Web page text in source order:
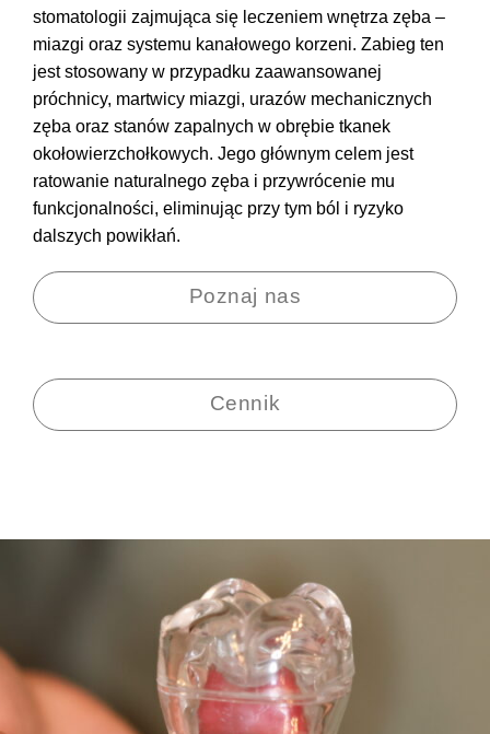
stomatologii zajmująca się leczeniem wnętrza zęba –
miazgi oraz systemu kanałowego korzeni. Zabieg ten
jest stosowany w przypadku zaawansowanej
próchnicy, martwicy miazgi, urazów mechanicznych
zęba oraz stanów zapalnych w obrębie tkanek
okołowierzchołkowych. Jego głównym celem jest
ratowanie naturalnego zęba i przywrócenie mu
funkcjonalności, eliminując przy tym ból i ryzyko
dalszych powikłań.
Poznaj nas
Cennik